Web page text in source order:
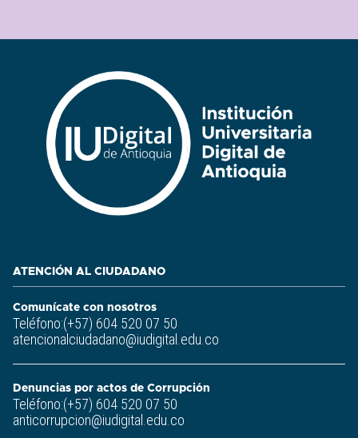
ATENCIÓN AL CIUDADANO
Comunícate con nosotros
Teléfono:(+57) 604 520 07 50
atencionalciudadano@iudigital.edu.co
Denuncias por actos de Corrupción
Teléfono:(+57) 604 520 07 50
anticorrupcion@iudigital.edu.co